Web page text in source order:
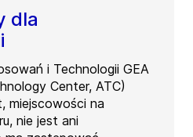
dla
i Technologii GEA
Center, ATC)
miejscowości na
nie jest ani